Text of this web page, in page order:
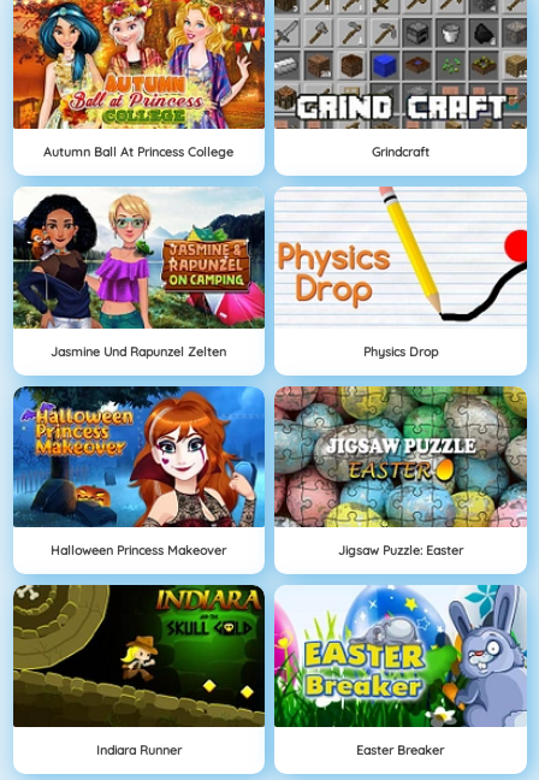
Autumn Ball At Princess College Grindcraft
Jasmine Und Rapunzel Zelten Physics Drop
Halloween Princess Makeover Jigsaw Puzzle: Easter
Indiara Runner Easter Breaker